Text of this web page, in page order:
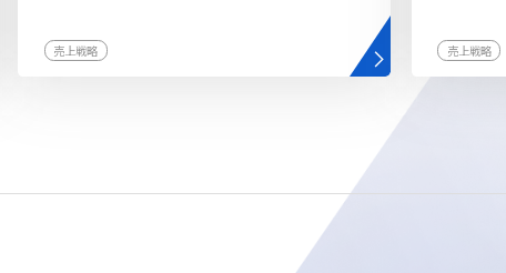
売上戦略 売上戦略